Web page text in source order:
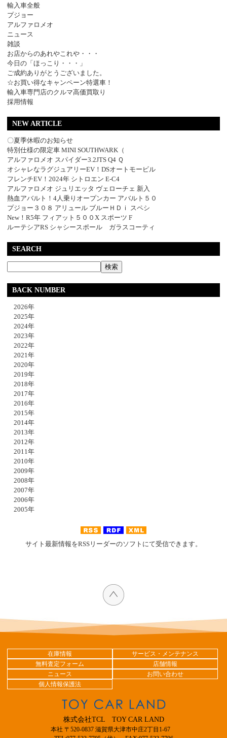
輸入車全般
プジョー
アルファロメオ
ニュース
雑談
お店からのあれやこれや・・・
今日の「ほっこり・・・」
ご成約ありがとうございました。
☆お買い得なキャンペーン特選車！
輸入車専門店のクルマ高価買取り
採用情報
NEW ARTICLE
〇夏季休暇のお知らせ
特別仕様の限定車 MINI SOUTHWARK（
アルファロメオ スパイダー3.2JTS Q4 Ｑ
オシャレなラグジュアリーEV！DSオートモービル
フレンチEV！2024年 シトロエン E-C4
アルファロメオ ジュリエッタ ヴェローチェ 新入
熱血アバルト！4人乗りオープンカー アバルト５０
プジョー３０８ アリュール ブルーＨＤｉ スペシ
New！R5年 フィアット５００X スポーツ F
ルーテシアRS シャシースポール ガラスコーティ
SEARCH
BACK NUMBER
2026年
2025年
2024年
2023年
2022年
2021年
2020年
2019年
2018年
2017年
2016年
2015年
2014年
2013年
2012年
2011年
2010年
2009年
2008年
2007年
2006年
2005年
サイト最新情報をRSSリーダーのソフトにて受信できます。
在庫情報
サービス・メンテナンス
無料査定フォーム
店舗情報
ニュース
お問い合わせ
個人情報保護法
株式会社TCL TOY CAR LAND
本社 〒520-0837 滋賀県大津市中庄2丁目1-67